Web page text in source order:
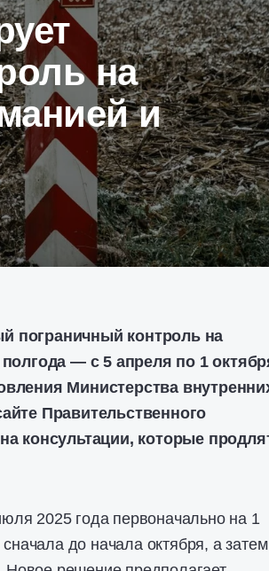
на
и
пограничный контроль на
— с 5 апреля по 1
Министерства
Правительственного
консультации, которые
2025 года первоначально на 1
до начала октября, а затем